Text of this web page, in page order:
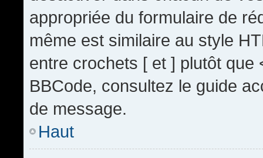
appropriée du formulaire de
même est similaire au style
entre crochets [ et ] plutôt que
BBCode, consultez le guide
de message.
Haut